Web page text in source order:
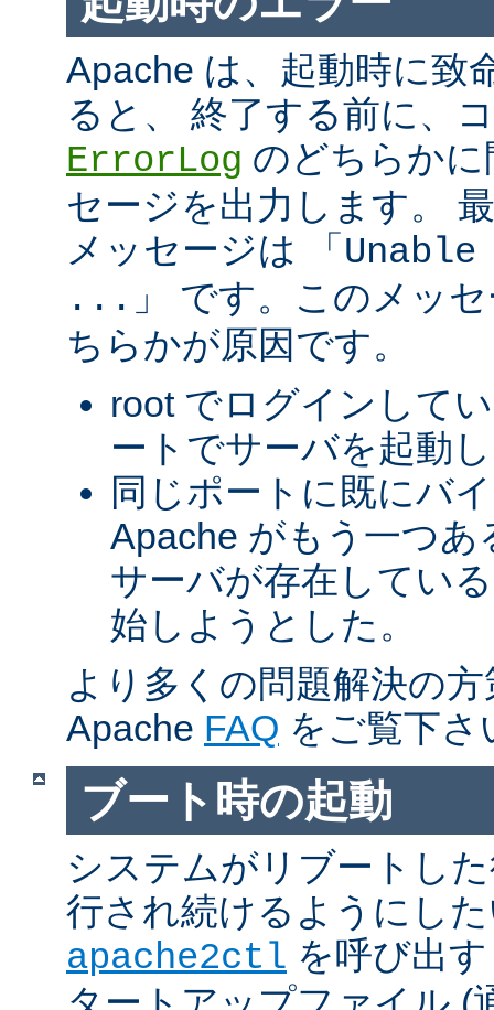
Apache は、起動時に致
ると、 終了する前に、
ErrorLog のどちらか
セージを出力します。
メッセージは 「
... 」 です。このメッ
ちらかが原因です。
root でログインして
ートでサーバを起動
同じポートに既にバ
Apache がもう一つ
サーバが存在してい
始しようとした。
より多くの問題解決の
Apache FAQ をご覧下さ
ブート時の起動
システムがリブートし
行され続けるようにし
apache2ctl を呼び出